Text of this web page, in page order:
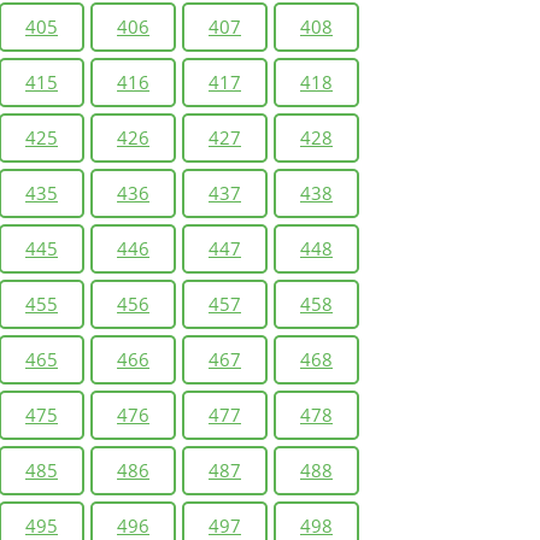
405 406 407 408
415 416 417 418
425 426 427 428
435 436 437 438
445 446 447 448
455 456 457 458
465 466 467 468
475 476 477 478
485 486 487 488
495 496 497 498